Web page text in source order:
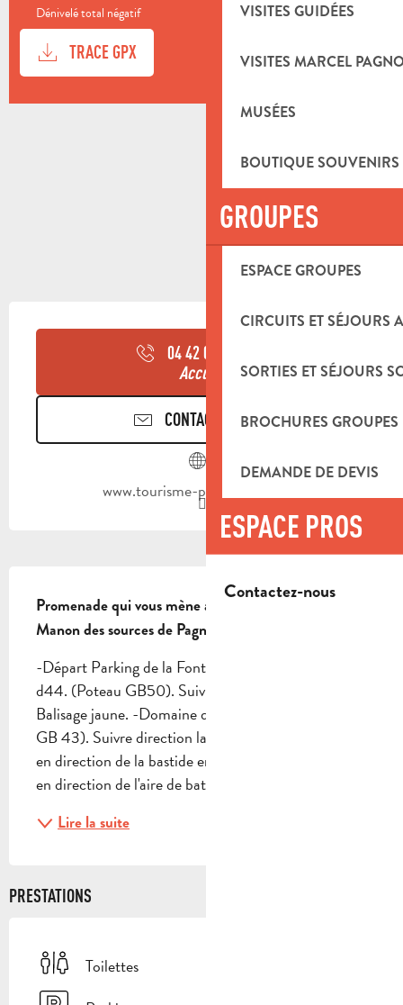
VISITES GUIDÉES
VISITES MARCEL
MUSÉES
BOUTIQUE
GROUPES
ESPACE GROUPES
CIRCUITS ET SÉJOURS
SORTIES ET SÉJOURS
BROCHURES GROUPES
DEMANDE DE DEVIS
ESPACE PROS
Contactez-nous
Dénivelé total négatif -347 m
DOCUMENTATION
TRACE GPX
OUVERTURE ET COORDONNÉES
04 42 03 49
Accueil
CONTACTEZ-NOUS
www.tourisme-paysdaubagne.fr
Promenade qui vous mène à la véritable grotte de
Manon des sources de Pagnol.
-Départ Parking de la Font de Mai route d'Eoures
d44. (Poteau GB50). Suivre direction Font de Mai.
Balisage jaune. -Domaine de la Font de Mai Poteau
GB 43). Suivre direction la Font de Mai. Remonter
en direction de la bastide en passant devant les ânes
en direction de l'aire de battage du blé....
Lire la suite
PRESTATIONS
Toilettes